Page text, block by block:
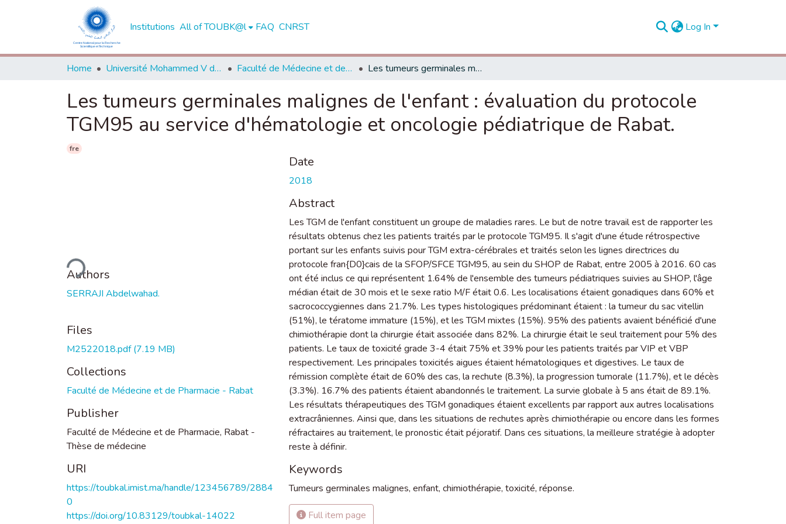
Institutions All of TOUBK@l FAQ CNRST Log In
Home Université Mohammed V de Rabat Faculté de Médecine et de Pharmacie - Rabat Les tumeurs germinales malignes de l'enfant : évaluation du protocole TGM95 au service d'hématologie et oncologie pédiatrique de Rabat.
Les tumeurs germinales malignes de l'enfant : évaluation du protocole
TGM95 au service d'hématologie et oncologie pédiatrique de Rabat.
fre
Loading...
Authors
SERRAJI Abdelwahad.
Files
M2522018.pdf(7.19 MB)
Collections
Faculté de Médecine et de Pharmacie - Rabat
Publisher
Faculté de Médecine et de Pharmacie, Rabat -
Thèse de médecine
URI
https://toubkal.imist.ma/handle/123456789/2884
0
https://doi.org/10.83129/toubkal-14022
Date
2018
Abstract
Les TGM de l'enfant constituent un groupe de maladies rares. Le but de notre travail est de rapporter les
résultats obtenus chez les patients traités par le protocole TGM95. Il s'agit d'une étude rétrospective
portant sur les enfants suivis pour TGM extra-cérébrales et traités selon les lignes directrices du
protocole fran{D0}cais de la SFOP/SFCE TGM95, au sein du SHOP de Rabat, entre 2005 à 2016. 60 cas
ont été inclus ce qui représentent 1.64% de l'ensemble des tumeurs pédiatriques suivies au SHOP, l'âge
médian était de 30 mois et le sexe ratio M/F était 0.6. Les localisations étaient gonadiques dans 60% et
sacrococcygiennes dans 21.7%. Les types histologiques prédominant étaient : la tumeur du sac vitellin
(51%), le tératome immature (15%), et les TGM mixtes (15%). 95% des patients avaient bénéficié d'une
chimiothérapie dont la chirurgie était associée dans 82%. La chirurgie était le seul traitement pour 5% des
patients. Le taux de toxicité grade 3-4 était 75% et 39% pour les patients traités par VIP et VBP
respectivement. Les principales toxicités aigues étaient hématologiques et digestives. Le taux de
rémission complète était de 60% des cas, la rechute (8.3%), la progression tumorale (11.7%), et le décès
(3.3%). 16.7% des patients étaient abandonnés le traitement. La survie globale à 5 ans était de 89.1%.
Les résultats thérapeutiques des TGM gonadiques étaient excellents par rapport aux autres localisations
extracrâniennes. Ainsi que, dans les situations de rechutes après chimiothérapie ou encore dans les formes
réfractaires au traitement, le pronostic était péjoratif. Dans ces situations, la meilleure stratégie à adopter
reste à définir.
Keywords
Tumeurs germinales malignes, enfant, chimiothérapie, toxicité, réponse.
Full item page